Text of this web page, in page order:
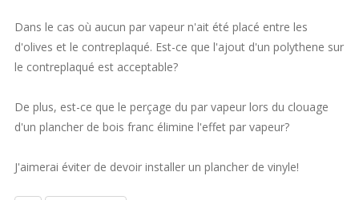
Dans le cas où aucun par vapeur n'ait été placé entre les
d'olives et le contreplaqué. Est-ce que l'ajout d'un polythene sur
le contreplaqué est acceptable?
De plus, est-ce que le perçage du par vapeur lors du clouage
d'un plancher de bois franc élimine l'effet par vapeur?
J'aimerai éviter de devoir installer un plancher de vinyle!